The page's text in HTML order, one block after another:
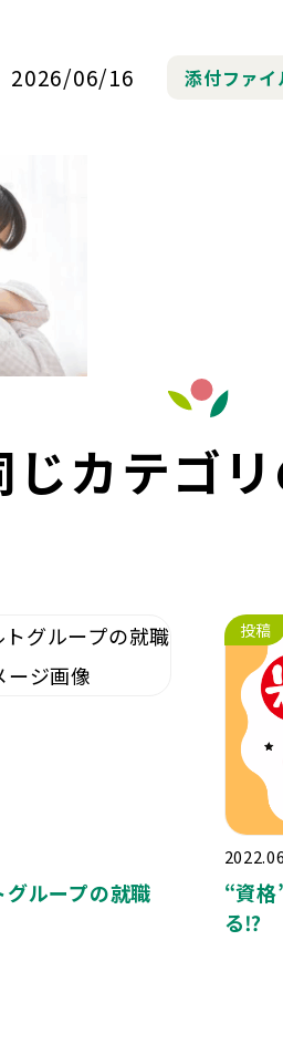
2026/06/16 添付ファイ
じカテゴ
グループの就職
投稿
“資格
る⁉️